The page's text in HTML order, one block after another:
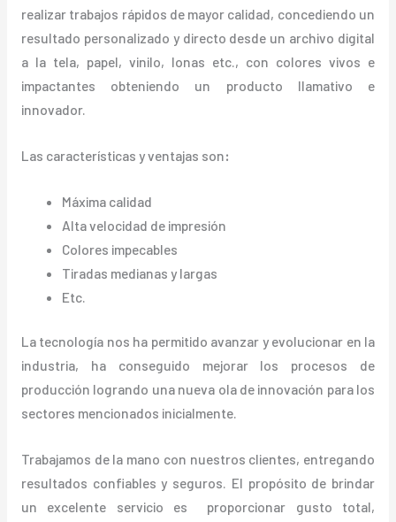
realizar trabajos rápidos de mayor calidad, concediendo un
resultado personalizado y directo desde un archivo digital
a la tela, papel, vinilo, lonas etc., con colores vivos e
impactantes obteniendo un producto llamativo e
innovador.
Las características y ventajas son:
Máxima calidad
Alta velocidad de impresión
Colores impecables
Tiradas medianas y largas
Etc.
La tecnología nos ha permitido avanzar y evolucionar en la
industria, ha conseguido mejorar los procesos de
producción logrando una nueva ola de innovación para los
sectores mencionados inicialmente.
Trabajamos de la mano con nuestros clientes, entregando
resultados confiables y seguros. El propósito de brindar
un excelente servicio es proporcionar gusto total,